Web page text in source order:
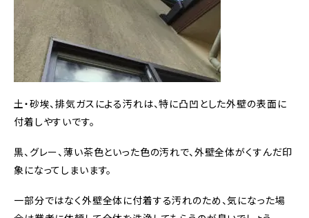
土・砂埃、排気ガスによる汚れは、特に凸凹とした外壁の表面に
付着しやすいです。
黒、グレー、薄い茶色といった色の汚れで、外壁全体がくすんだ印
象になってしまいます。
一部分ではなく外壁全体に付着する汚れのため、気になった場